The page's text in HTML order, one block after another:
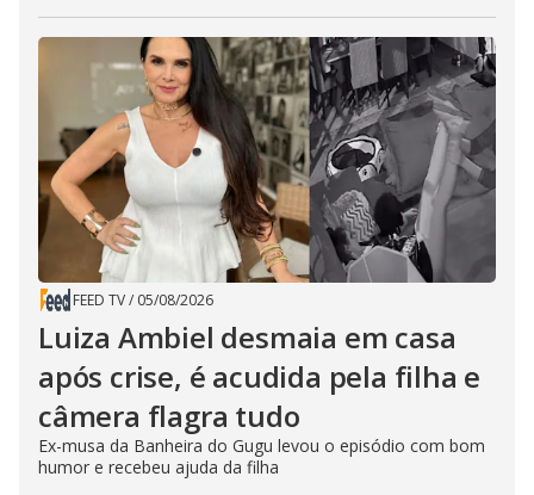
FEED TV/ 05/08/2026
Luiza Ambiel desmaia em casa
após crise, é acudida pela filha e
câmera flagra tudo
Ex-musa da Banheira do Gugu levou o episódio com bom
humor e recebeu ajuda da filha